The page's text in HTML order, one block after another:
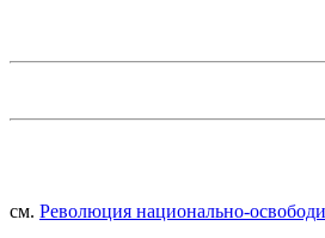
см. Революция национально-